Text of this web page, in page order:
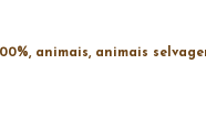
animais animais